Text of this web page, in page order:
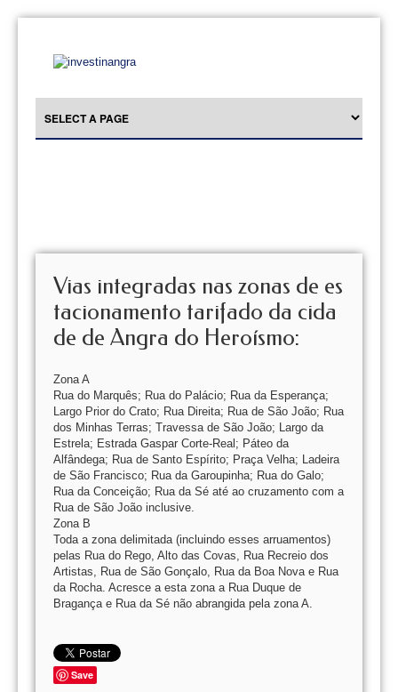
Vias integradas nas zonas de es
tacionamento tarifado da cida
de de Angra do Heroísmo:
Zona A
Rua do Marquês; Rua do Palácio; Rua da Esperança;
Largo Prior do Crato; Rua Direita; Rua de São João; Rua
dos Minhas Terras; Travessa de São João; Largo da
Estrela; Estrada Gaspar Corte-Real; Páteo da
Alfândega; Rua de Santo Espírito; Praça Velha; Ladeira
de São Francisco; Rua da Garoupinha; Rua do Galo;
Rua da Conceição; Rua da Sé até ao cruzamento com a
Rua de São João inclusive.
Zona B
Toda a zona delimitada (incluindo esses arruamentos)
pelas Rua do Rego, Alto das Covas, Rua Recreio dos
Artistas, Rua de São Gonçalo, Rua da Boa Nova e Rua
da Rocha. Acresce a esta zona a Rua Duque de
Bragança e Rua da Sé não abrangida pela zona A.
Save